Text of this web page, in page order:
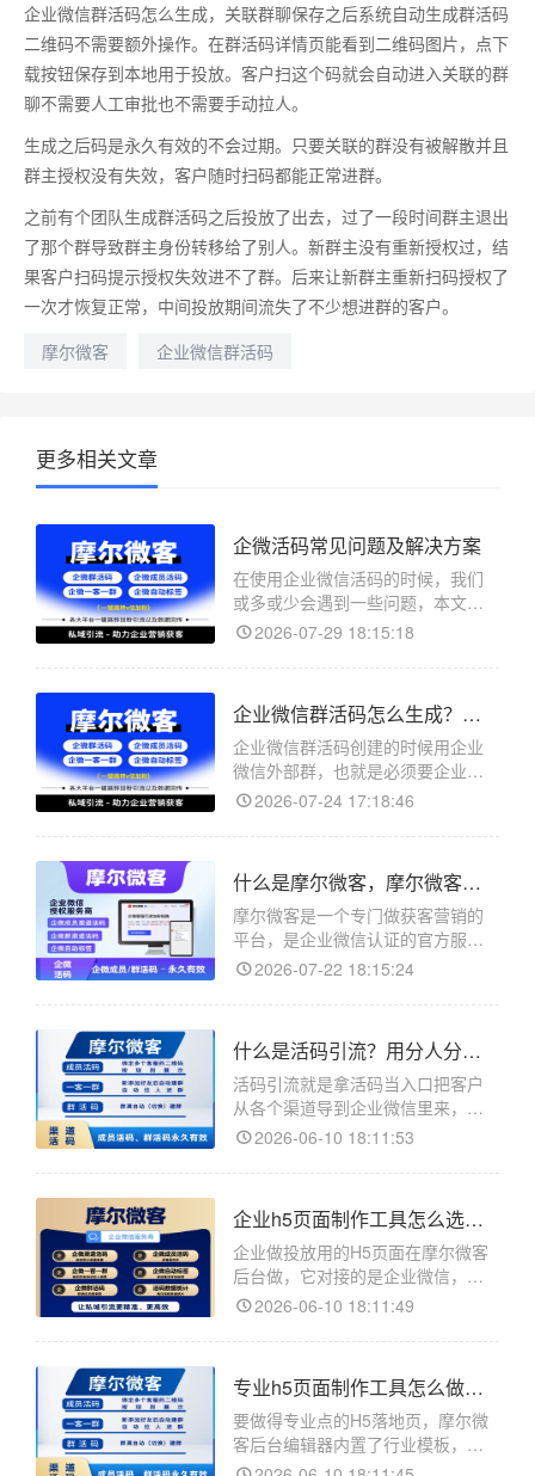
企业微信群活码怎么生成，关联群聊保存之后系统自动生成群活码
二维码不需要额外操作。在群活码详情页能看到二维码图片，点下
载按钮保存到本地用于投放。客户扫这个码就会自动进入关联的群
聊不需要人工审批也不需要手动拉人。
生成之后码是永久有效的不会过期。只要关联的群没有被解散并且
群主授权没有失效，客户随时扫码都能正常进群。
之前有个团队生成群活码之后投放了出去，过了一段时间群主退出
了那个群导致群主身份转移给了别人。新群主没有重新授权过，结
果客户扫码提示授权失效进不了群。后来让新群主重新扫码授权了
一次才恢复正常，中间投放期间流失了不少想进群的客户。
摩尔微客
企业微信群活码
更多相关文章
企微活码常见问题及解决方案
在使用企业微信活码的时候，我们
或多或少会遇到一些问题，本文主
要解决在使用摩尔微客的企微活码
查阅。
2026-07-29 18:15:18
企业微信群活码怎么生成？群活码创建教程
企业微信群活码创建的时候用企业
微信外部群，也就是必须要企业微
信账号拉的群，群里包含普通微信
2026-07-24 17:18:46
什么是摩尔微客，摩尔微客提供哪些服务？
摩尔微客是一个专门做获客营销的
平台，是企业微信认证的官方服务
商，主要用于企业微信活码生成，
自动打标签，修改备注（昵称和添
送不同的欢迎语等等。
2026-07-22 18:15:24
什么是活码引流？用分人分渠道带统计把客户导进企业微信
活码引流就是拿活码当入口把客户
从各个渠道导到企业微信里来，靠
的是活码能分人、能换、能统计这
做。摩尔微客是企业微信的活码和
让看到广告或者物料的人扫码加上
微信。用普通固定码引流，量一大
全
2026-06-10 18:11:53
企业h5页面制作工具怎么选？跳转企微客户加的是企业号
企业做投放用的H5页面在摩尔微客
后台做，它对接的是企业微信，客
户从页面点按钮加的是企微员工不
的活码和客服管理工具，落地页在
和个人不一样的地方在于客户加到
哪。加个人微信号容易满五千，
2026-06-10 18:11:49
专业h5页面制作工具怎么做？套行业模板改比空白页更稳
要做得专业点的H5落地页，摩尔微
客后台编辑器内置了行业模板，套
模板改比从空白页拖快不少。摩尔